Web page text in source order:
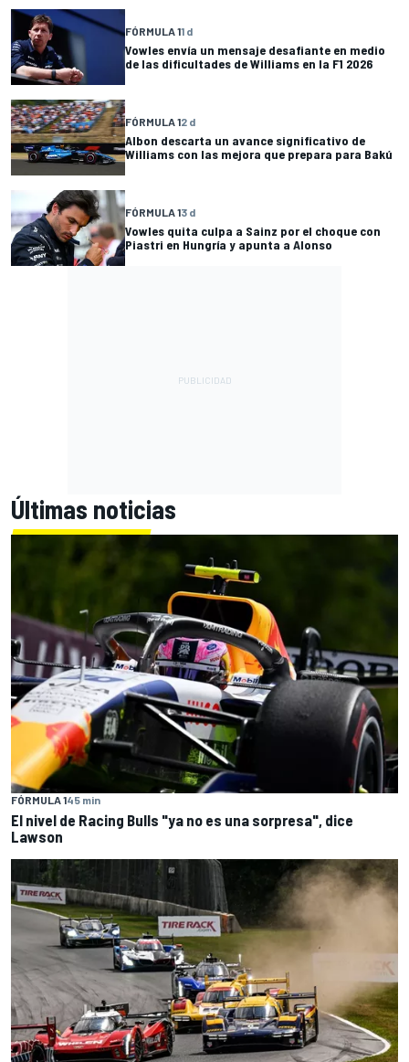
FÓRMULA 11 d
Vowles envía un mensaje desafiante en medio
de las dificultades de Williams en la F1 2026
FÓRMULA 12 d
Albon descarta un avance significativo de
Williams con las mejora que prepara para Bakú
FÓRMULA 13 d
Vowles quita culpa a Sainz por el choque con
Piastri en Hungría y apunta a Alonso
Últimas noticias
FÓRMULA 145 min
El nivel de Racing Bulls "ya no es una sorpresa", dice
Lawson